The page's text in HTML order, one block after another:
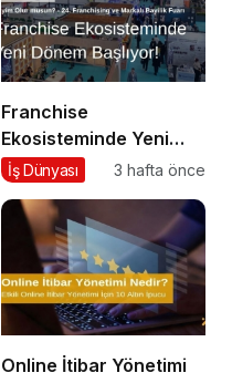
Franchise
Ekosisteminde Yeni
Dönem Başlıyor: Bayim
2026 İçin Geri Sayım!
İş Dünyası 3 hafta önce
Online İtibar Yönetimi